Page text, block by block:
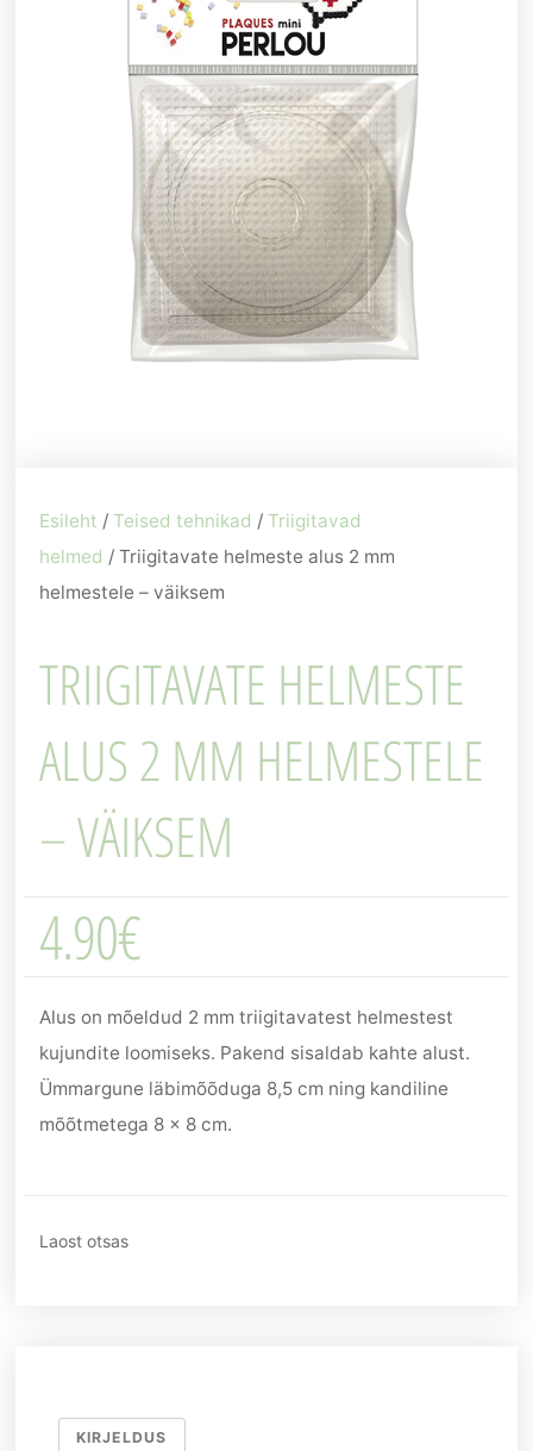
Esileht / Teised tehnikad / Triigitavad
helmed / Triigitavate helmeste alus 2 mm
helmestele – väiksem
TRIIGITAVATE HELMESTE
ALUS 2 MM HELMESTELE
– VÄIKSEM
4.90€
Alus on mõeldud 2 mm triigitavatest helmestest
kujundite loomiseks. Pakend sisaldab kahte alust.
Ümmargune läbimõõduga 8,5 cm ning kandiline
mõõtmetega 8 x 8 cm.
Laost otsas
KIRJELDUS